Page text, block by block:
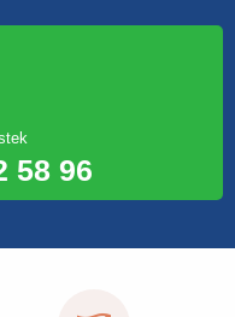
58 96